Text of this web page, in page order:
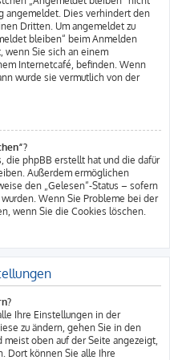
angemeldet. Dies verhindert den
Dritten. Um angemeldet zu
bleiben“ beim Anmelden
wenn Sie sich an einem
Internetcafé, befinden. Wenn
wurde sie vermutlich von der
die phpBB erstellt hat und die dafür
Außerdem ermöglichen
den „Gelesen“-Status – sofern
Wenn Sie Probleme bei der
wenn Sie die Cookies löschen.
Ihre Einstellungen in der
zu ändern, gehen Sie in den
meist oben auf der Seite angezeigt,
Dort können Sie alle Ihre